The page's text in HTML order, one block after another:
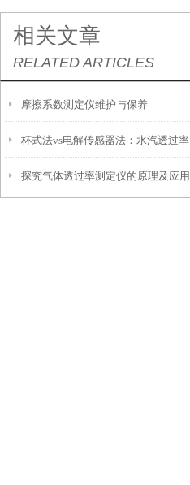
相关文章
RELATED ARTICLES
摩擦系数测定仪维护与保养
杯式法vs电解传感器法：水汽透过率
测试仪两大技术路线到底怎么选？
探究气体透过率测定仪的原理及应用